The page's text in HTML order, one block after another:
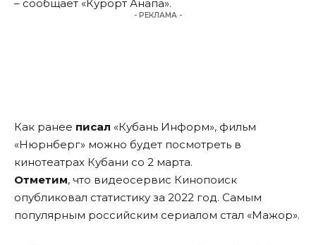
– сообщает «Курорт Анапа».
- РЕКЛАМА -
Как ранее писал «Кубань Информ», фильм
«Нюрнберг» можно будет посмотреть в
кинотеатрах Кубани со 2 марта.
Отметим, что видеосервис Кинопоиск
опубликовал статистику за 2022 год. Самым
популярным российским сериалом стал «Мажор».